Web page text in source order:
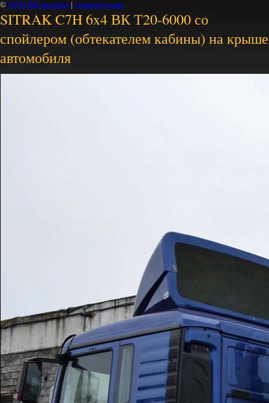
© ООО КВ-партнер | Закрыть окно
SITRAK C7H 6x4 ВК Т20-6000 со
спойлером (обтекателем кабины) на крыше
автомобиля